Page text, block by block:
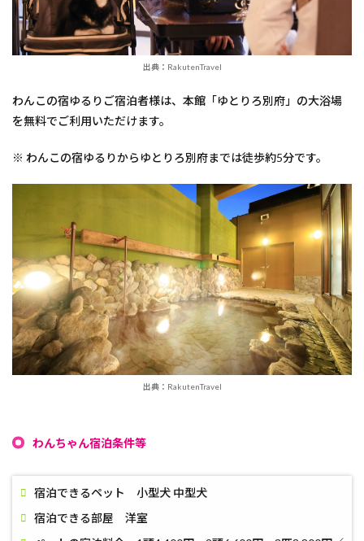
出典：RakutenTravel
わんこの宿ゆるりご宿泊者様は、本館「ゆとりろ別府」の大浴場
を無料でご利用いただけます。
※ わんこの宿ゆるりからゆとりろ別府までは徒歩約5分です。
出典：RakutenTravel
わんちゃん宿泊条件等
宿泊できるペット 小型犬 中型犬
宿泊できる部屋 洋室